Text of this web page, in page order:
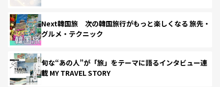
Next韓国旅 次の韓国旅行がもっと楽しくなる 旅先・
グルメ・テクニック
旬な“あの人”が「旅」をテーマに語るインタビュー連
載 MY TRAVEL STORY